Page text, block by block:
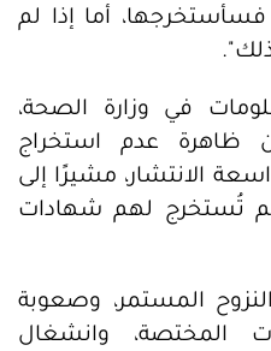
أما إذا لم
في وزارة الصحة،
أن ظاهرة عدم استخراج
الانتشار، مشيرًا إلى
تُستخرج لهم شهادات
المستمر، وصعوبة
المختصة، وانشغال